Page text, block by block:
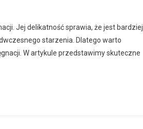
Jej delikatność sprawia, że jest bardziej
starzenia. Dlatego warto
W artykule przedstawimy skuteczne